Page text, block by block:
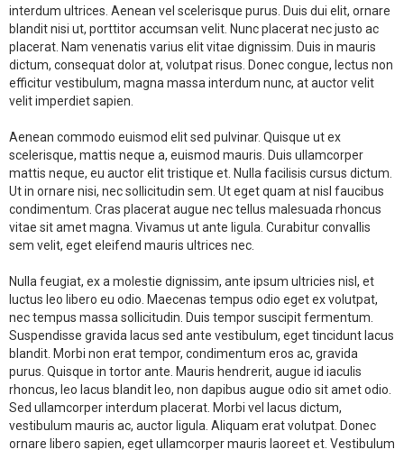
interdum ultrices. Aenean vel scelerisque purus. Duis dui elit, ornare
blandit nisi ut, porttitor accumsan velit. Nunc placerat nec justo ac
placerat. Nam venenatis varius elit vitae dignissim. Duis in mauris
dictum, consequat dolor at, volutpat risus. Donec congue, lectus non
efficitur vestibulum, magna massa interdum nunc, at auctor velit
velit imperdiet sapien.
Aenean commodo euismod elit sed pulvinar. Quisque ut ex
scelerisque, mattis neque a, euismod mauris. Duis ullamcorper
mattis neque, eu auctor elit tristique et. Nulla facilisis cursus dictum.
Ut in ornare nisi, nec sollicitudin sem. Ut eget quam at nisl faucibus
condimentum. Cras placerat augue nec tellus malesuada rhoncus
vitae sit amet magna. Vivamus ut ante ligula. Curabitur convallis
sem velit, eget eleifend mauris ultrices nec.
Nulla feugiat, ex a molestie dignissim, ante ipsum ultricies nisl, et
luctus leo libero eu odio. Maecenas tempus odio eget ex volutpat,
nec tempus massa sollicitudin. Duis tempor suscipit fermentum.
Suspendisse gravida lacus sed ante vestibulum, eget tincidunt lacus
blandit. Morbi non erat tempor, condimentum eros ac, gravida
purus. Quisque in tortor ante. Mauris hendrerit, augue id iaculis
rhoncus, leo lacus blandit leo, non dapibus augue odio sit amet odio.
Sed ullamcorper interdum placerat. Morbi vel lacus dictum,
vestibulum mauris ac, auctor ligula. Aliquam erat volutpat. Donec
ornare libero sapien, eget ullamcorper mauris laoreet et. Vestibulum